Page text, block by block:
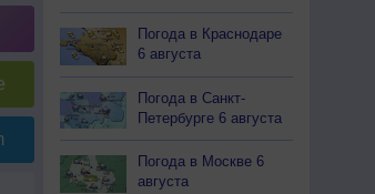
Погода в Краснодаре
6 августа
Погода в Санкт-
Петербурге 6 августа
Погода в Москве 6
августа